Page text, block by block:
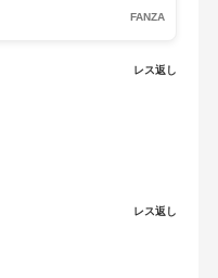
FANZA
レス返し
レス返し